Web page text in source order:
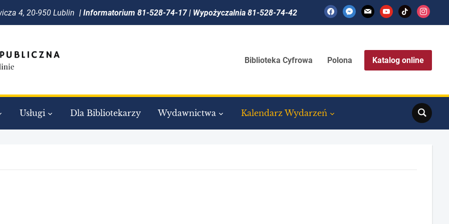
facebookmessenger
mail youtubetiktok instagram
4, 20-950 Lublin | Informatorium 81-528-74-17 | Wypożyczalnia 81-528-74-42
Biblioteka Cyfrowa Polona Katalog online
Usługi Dla Bibliotekarzy Wydawnictwa Kalendarz Wydarzeń Search